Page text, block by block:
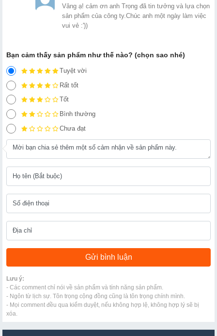
Vâng ạ! cảm ơn anh Trọng đã tin tưởng và lựa chọn
sản phẩm của công ty.Chúc anh một ngày làm việc
vui vẻ :'))
Bạn cảm thấy sản phẩm như thế nào? (chọn sao nhé)
Tuyệt vời
Rất tốt
Tốt
Bình thường
Chưa đạt
Lưu ý:
- Các comment chỉ nói về sản phẩm và tính năng sản phẩm.
- Ngôn từ lịch sự. Tôn trọng cộng đồng cũng là tôn trọng chính mình.
- Mọi comment đều qua kiểm duyệt, nếu không hợp lệ, không hợp lý sẽ bị
xóa.